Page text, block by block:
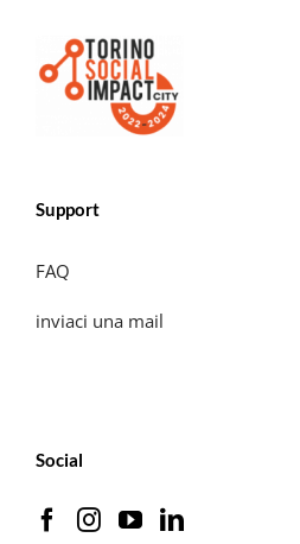
Support
FAQ
inviaci una mail
Social